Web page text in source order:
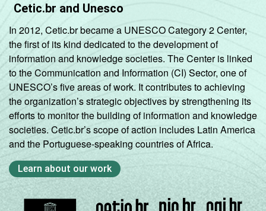
Cetic.br and Unesco
In 2012, Cetic.br became a UNESCO Category 2 Center,
the first of its kind dedicated to the development of
information and knowledge societies. The Center is linked
to the Communication and Information (CI) Sector, one of
UNESCO’s five areas of work. It contributes to achieving
the organization’s strategic objectives by strengthening its
efforts to monitor the building of information and knowledge
societies. Cetic.br’s scope of action includes Latin America
and the Portuguese-speaking countries of Africa.
Learn about our work